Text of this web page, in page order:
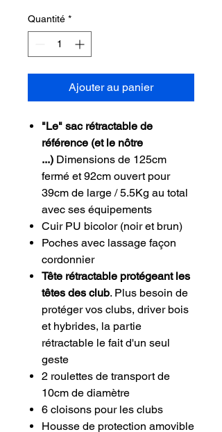
Quantité *
Ajouter au panier
"Le" sac rétractable de
référence (et le nôtre
...) Dimensions de 125cm
fermé et 92cm ouvert pour
39cm de large / 5.5Kg au total
avec ses équipements
Cuir PU bicolor (noir et brun)
Poches avec lassage façon
cordonnier
Tête rétractable protégeant les
têtes des club. Plus besoin de
protéger vos clubs, driver bois
et hybrides, la partie
rétractable le fait d'un seul
geste
2 roulettes de transport de
10cm de diamètre
6 cloisons pour les clubs
Housse de protection amovible